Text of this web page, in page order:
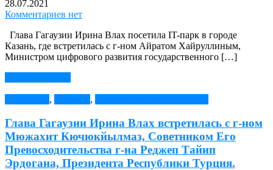
28.07.2021
Комментариев нет
Глава Гагаузии Ирина Влах посетила IT-парк в городе
Казань, где встретилась с г-ном Айратом Хайруллиным,
Министром цифрового развития государственного […]
, ,
Глава Гагаузии Ирина Влах встретилась с г-ном
Мюжахит Кючюкйылмаз, Советником Его
Превосходительства г-на Реджеп Тайип
Эрдогана, Президента Республики Турция.